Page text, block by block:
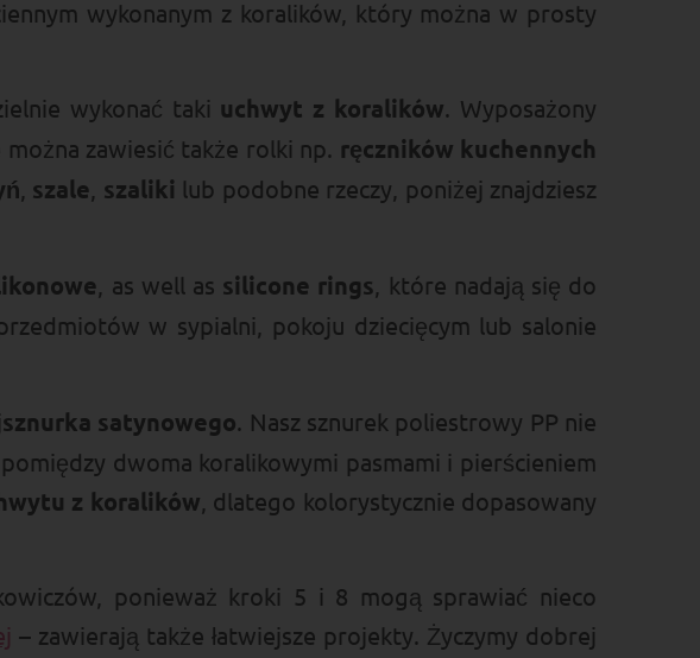
wykonanym z koralików, który można w prosty
wykonać taki uchwyt z koralików. Wyposażony
zawiesić także rolki np. ręczników kuchennych
szale szaliki lub podobne rzeczy, poniżej znajdziesz
, as well as silicone rings, które nadają się do
w sypialni, pokoju dziecięcym lub salonie
sznurka satynowego. Nasz sznurek poliestrowy PP nie
pomiędzy dwoma koralikowymi pasmami i pierścieniem
z koralików , dlatego kolorystycznie dopasowany
ponieważ kroki 5 i 8 mogą sprawiać nieco
– zawierają także łatwiejsze projekty. Życzymy dobrej